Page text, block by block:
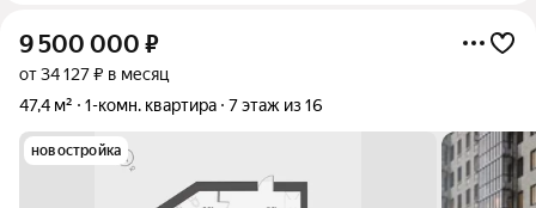
9 500 000 ₽
от 34 127 ₽ в месяц
47,4 м²
1-комн. квартира 7 этаж из 16
новостройка